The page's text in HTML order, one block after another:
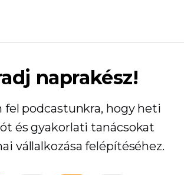
naprakész!
fel podcastunkra, hogy heti
és gyakorlati tanácsokat
vállalkozása felépítéséhez.